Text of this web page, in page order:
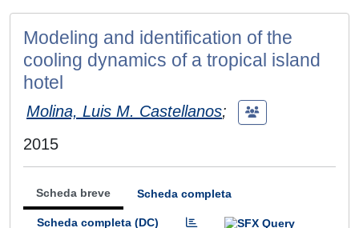
Modeling and identification of the
cooling dynamics of a tropical island
hotel
Molina, Luis M. Castellanos;
2015
Scheda breve Scheda completa
Scheda completa (DC)